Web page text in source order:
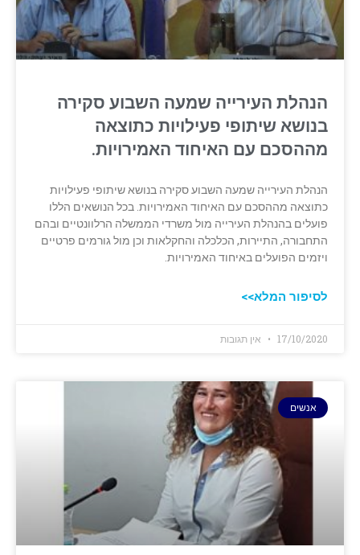
הנהלת העירייה שמעה השבוע סקירה
בנושא שיתופי פעילויות כתוצאה
מההסכם עם ‏האיחוד האמירויות.
הנהלת העירייה שמעה השבוע סקירה בנושא שיתופי פעילויות
כתוצאה מההסכם עם ‏האיחוד האמירויות. בכל הנושאים הללו
פועלים בהנהלת העירייה מול משרדי הממשלה הרלוונטיים ובהם
‏התחבורה, התיירות, הכלכלה והחקלאות וכן מול גורמים פרטיים
ויזמים הפועלים באיחוד ‏האמירויות. ‏
לסיפור המלא>>
17/10/2020 אין תגובות
אנשים